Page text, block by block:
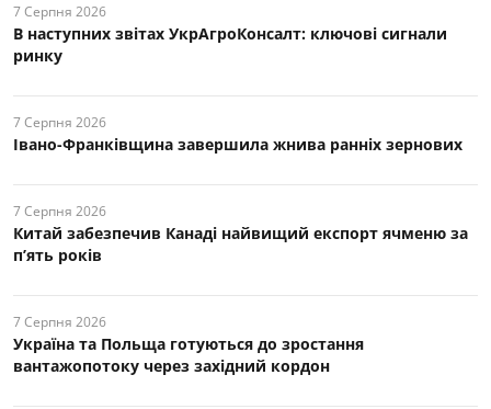
7 Серпня 2026
В наступних звітах УкрАгроКонсалт: ключові cигнали
ринку
7 Серпня 2026
Івано-Франківщина завершила жнива ранніх зернових
7 Серпня 2026
Китай забезпечив Канаді найвищий експорт ячменю за
п’ять років
7 Серпня 2026
Україна та Польща готуються до зростання
вантажопотоку через західний кордон